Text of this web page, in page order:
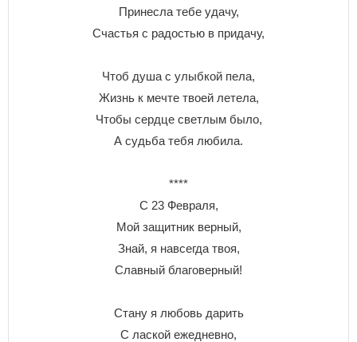
Принесла тебе удачу,
Счастья с радостью в придачу,
Чтоб душа с улыбкой пела,
Жизнь к мечте твоей летела,
Чтобы сердце светлым было,
А судьба тебя любила.
****
С 23 Февраля,
Мой защитник верный,
Знай, я навсегда твоя,
Славный благоверный!
Стану я любовь дарить
С лаской ежедневно,